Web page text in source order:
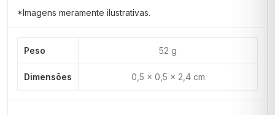
*Imagens meramente ilustrativas.
Peso 52 g
Dimensões 0,5 × 0,5 × 2,4 cm